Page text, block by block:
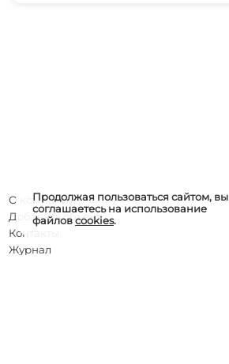
Продолжая пользоваться сайтом, вы
соглашаетесь на использование
файловcookies.
О компании
Добавить объект
Контакты
Журнал